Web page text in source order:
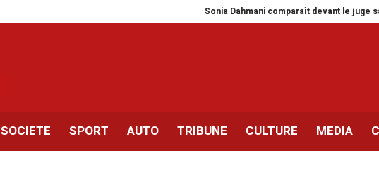
Sonia Dahmani comparaît devant le juge sans
SOCIETE SPORT AUTO TRIBUNE CULTURE MEDIA